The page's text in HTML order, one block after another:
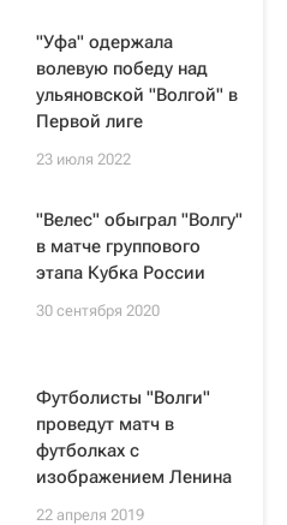
"Уфа" одержала
волевую победу над
ульяновской "Волгой" в
Первой лиге
23 июля 2022
"Велес" обыграл "Волгу"
в матче группового
этапа Кубка России
30 сентября 2020
Футболисты "Волги"
проведут матч в
футболках с
изображением Ленина
22 апреля 2019